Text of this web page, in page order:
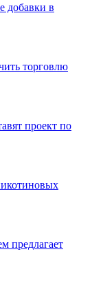
добавки в
торговлю
проект по
предлагает